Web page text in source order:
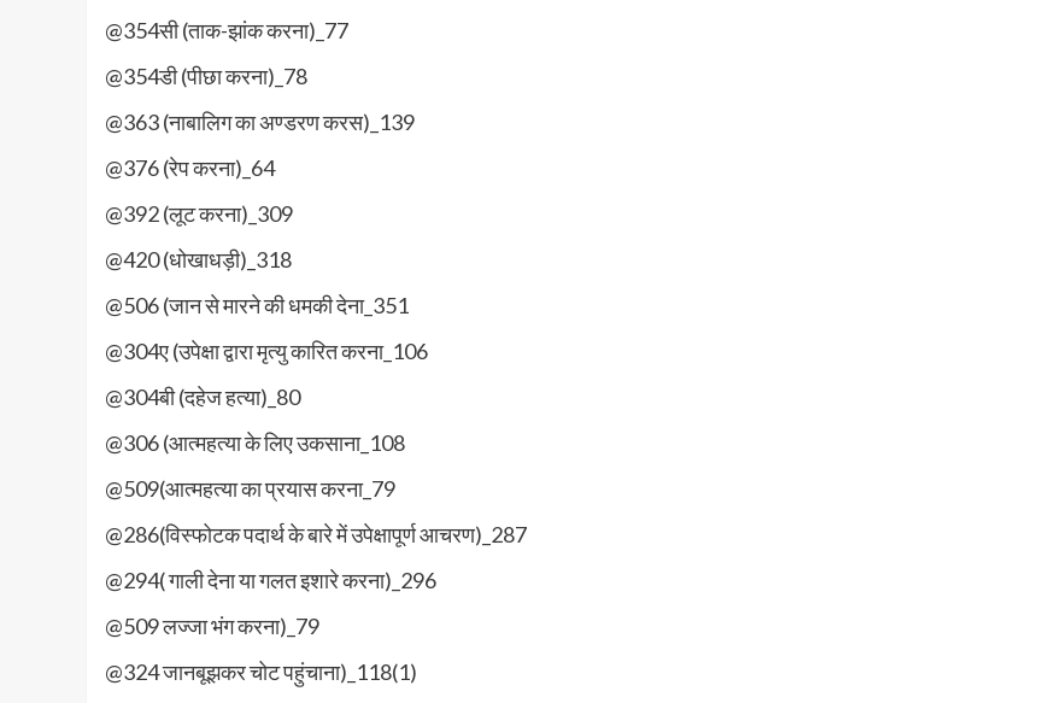
@354सी (ताक-झांक करना)_77
@354डी (पीछा करना)_78
@363 (नाबालिग का अण्डरण करस)_139
@376 (रेप करना)_64
@392 (लूट करना)_309
@420 (धोखाधड़ी)_318
@506 (जान से मारने की धमकी देना_351
@304ए (उपेक्षा द्वारा मृत्यु कारित करना_106
@304बी (दहेज हत्या)_80
@306 (आत्महत्या के लिए उकसाना_108
@509(आत्महत्या का प्रयास करना_79
@286(विस्फोटक पदार्थ के बारे में उपेक्षापूर्ण आचरण)_287
@294( गाली देना या गलत इशारे करना)_296
@509 लज्जा भंग करना)_79
@324 जानबूझकर चोट पहुंचाना)_118(1)